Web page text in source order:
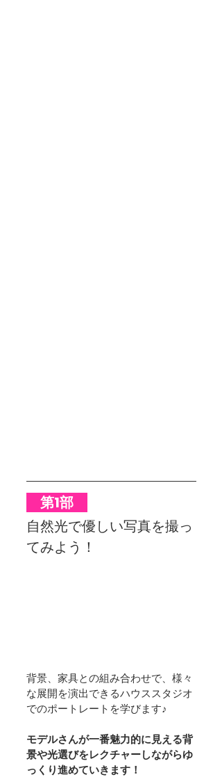
第1部
自然光で優しい写真を撮っ
てみよう！
背景、家具との組み合わせで、様々
な展開を演出できるハウススタジオ
でのポートレートを学びます♪
モデルさんが一番魅力的に見える背
景や光選びをレクチャーしながらゆ
っくり進めていきます！